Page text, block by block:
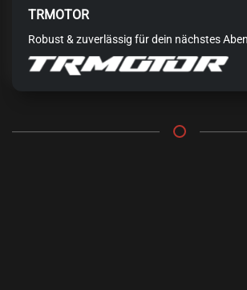
TRMOTOR
Robust & zuverlässig für dein nächstes